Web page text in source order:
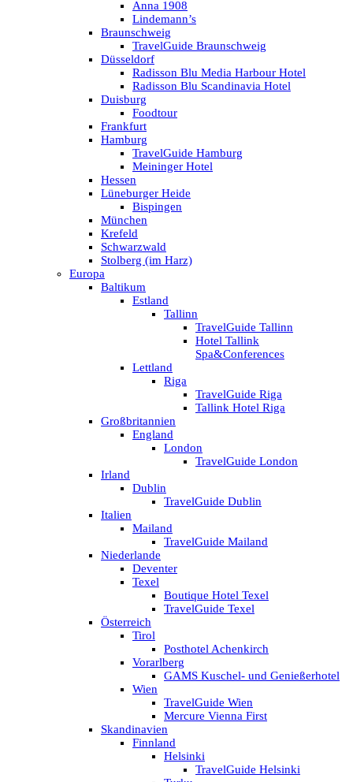
Anna 1908
Lindemann’s
Braunschweig
TravelGuide Braunschweig
Düsseldorf
Radisson Blu Media Harbour Hotel
Radisson Blu Scandinavia Hotel
Duisburg
Foodtour
Frankfurt
Hamburg
TravelGuide Hamburg
Meininger Hotel
Hessen
Lüneburger Heide
Bispingen
München
Krefeld
Schwarzwald
Stolberg (im Harz)
Europa
Baltikum
Estland
Tallinn
TravelGuide Tallinn
Hotel Tallink
Spa&Conferences
Lettland
Riga
TravelGuide Riga
Tallink Hotel Riga
Großbritannien
England
London
TravelGuide London
Irland
Dublin
TravelGuide Dublin
Italien
Mailand
TravelGuide Mailand
Niederlande
Deventer
Texel
Boutique Hotel Texel
TravelGuide Texel
Österreich
Tirol
Posthotel Achenkirch
Vorarlberg
GAMS Kuschel- und Genießerhotel
Wien
TravelGuide Wien
Mercure Vienna First
Skandinavien
Finnland
Helsinki
TravelGuide Helsinki